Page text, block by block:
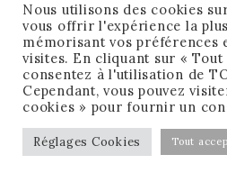
Nous utilisons des cookies
vous offrir l'expérience la
mémorisant vos préférences
visites. En cliquant sur « Tout
consentez à l'utilisation de
Cependant, vous pouvez
cookies » pour fournir un
Réglages Cookies Tout